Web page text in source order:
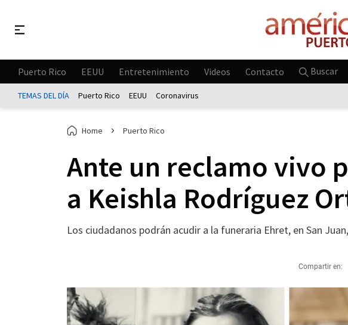
Puerto Rico EEUU Entretenimiento Videos Contacto Buscar
TEMAS DEL DÍA Puerto Rico EEUU Coronavirus
Home Puerto Rico
Ante un reclamo vivo
a Keishla Rodríguez
Los ciudadanos podrán acudir a la funeraria Ehret, en San
Compartir en: